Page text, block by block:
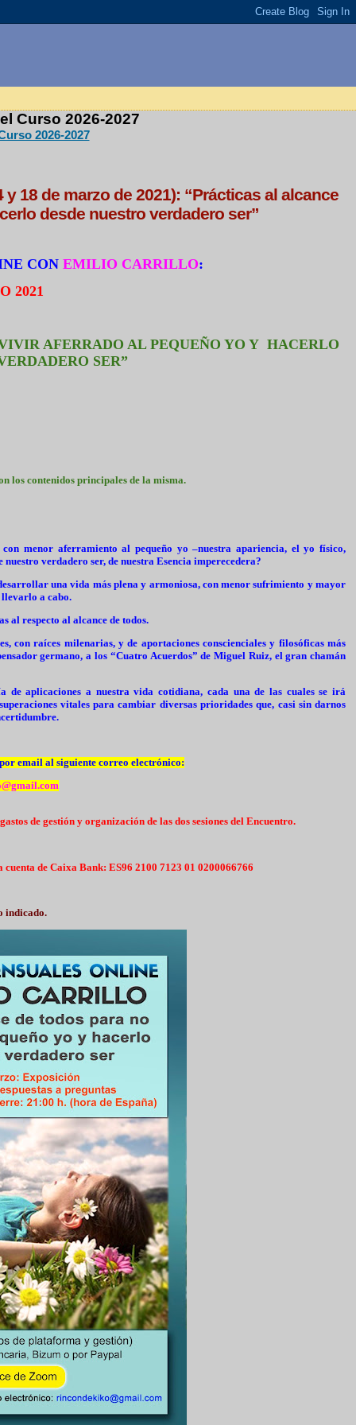
Curso 2026-2027
2026-2027
18 de marzo de 2021): “Prácticas al alcance
desde nuestro verdadero ser”
CONEMILIO CARRILLO:
2021
AFERRADO AL PEQUEÑO YO Y HACERLO
SER”
los contenidos principales de la misma.
menor aferramiento al pequeño yo –nuestra apariencia, el yo físico,
verdadero ser, de nuestra Esencia imperecedera?
una vida más plena y armoniosa, con menor sufrimiento y mayor
llevarlo a cabo.
al respecto al alcance de todos.
con raíces milenarias, y de aportaciones conscienciales y filosóficas más
germano, a los “Cuatro Acuerdos” de Miguel Ruiz, el gran chamán
aplicaciones a nuestra vida cotidiana, cada una de las cuales se irá
vitales para cambiar diversas prioridades que, casi sin darnos
email al siguiente correo electrónico:
de gestión y organización de las dos sesiones del Encuentro.
de Caixa Bank: ES96 2100 7123 01 0200066766
indicado.